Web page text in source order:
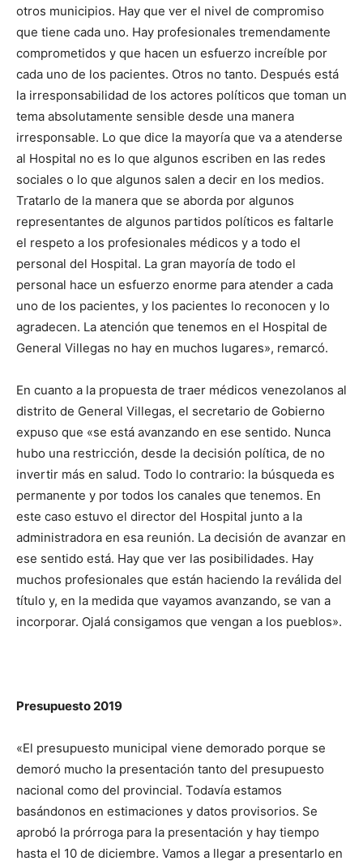
otros municipios. Hay que ver el nivel de compromiso
que tiene cada uno. Hay profesionales tremendamente
comprometidos y que hacen un esfuerzo increíble por
cada uno de los pacientes. Otros no tanto. Después está
la irresponsabilidad de los actores políticos que toman un
tema absolutamente sensible desde una manera
irresponsable. Lo que dice la mayoría que va a atenderse
al Hospital no es lo que algunos escriben en las redes
sociales o lo que algunos salen a decir en los medios.
Tratarlo de la manera que se aborda por algunos
representantes de algunos partidos políticos es faltarle
el respeto a los profesionales médicos y a todo el
personal del Hospital. La gran mayoría de todo el
personal hace un esfuerzo enorme para atender a cada
uno de los pacientes, y los pacientes lo reconocen y lo
agradecen. La atención que tenemos en el Hospital de
General Villegas no hay en muchos lugares», remarcó.
En cuanto a la propuesta de traer médicos venezolanos al
distrito de General Villegas, el secretario de Gobierno
expuso que «se está avanzando en ese sentido. Nunca
hubo una restricción, desde la decisión política, de no
invertir más en salud. Todo lo contrario: la búsqueda es
permanente y por todos los canales que tenemos. En
este caso estuvo el director del Hospital junto a la
administradora en esa reunión. La decisión de avanzar en
ese sentido está. Hay que ver las posibilidades. Hay
muchos profesionales que están haciendo la reválida del
título y, en la medida que vayamos avanzando, se van a
incorporar. Ojalá consigamos que vengan a los pueblos».
Presupuesto 2019
«El presupuesto municipal viene demorado porque se
demoró mucho la presentación tanto del presupuesto
nacional como del provincial. Todavía estamos
basándonos en estimaciones y datos provisorios. Se
aprobó la prórroga para la presentación y hay tiempo
hasta el 10 de diciembre. Vamos a llegar a presentarlo en